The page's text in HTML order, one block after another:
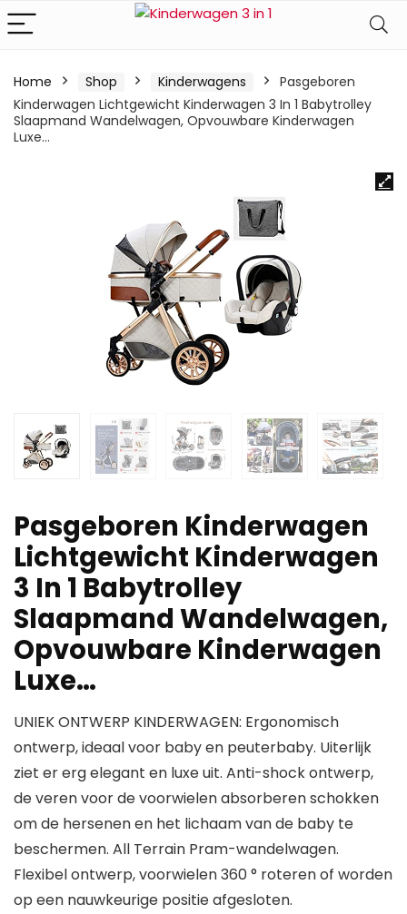
Home Shop Kinderwagens
Pasgeboren
Kinderwagen Lichtgewicht Kinderwagen 3 In 1 Babytrolley
Slaapmand Wandelwagen, Opvouwbare Kinderwagen
Luxe…
Pasgeboren Kinderwagen
Lichtgewicht Kinderwagen
3 In 1 Babytrolley
Slaapmand Wandelwagen,
Opvouwbare Kinderwagen
Luxe…
UNIEK ONTWERP KINDERWAGEN: Ergonomisch
ontwerp, ideaal voor baby en peuterbaby. Uiterlijk
ziet er erg elegant en luxe uit. Anti-shock ontwerp,
de veren voor de voorwielen absorberen schokken
om de hersenen en het lichaam van de baby te
beschermen. All Terrain Pram-wandelwagen.
Flexibel ontwerp, voorwielen 360 ° roteren of worden
op een nauwkeurige positie afgesloten.